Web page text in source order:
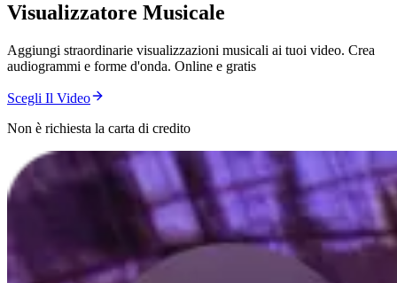
Visualizzatore Musicale
Aggiungi straordinarie visualizzazioni musicali ai tuoi video. Crea
audiogrammi e forme d'onda. Online e gratis
Scegli Il Video
Non è richiesta la carta di credito